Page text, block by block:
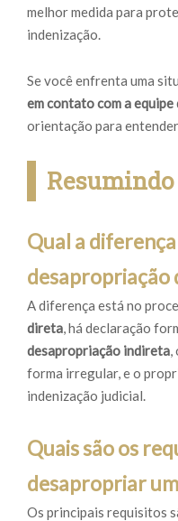
melhor medida para
indenização.
Se você enfrenta uma
em contato com a equipe
orientação para
Resumindo
Qual a
desapropriação
A diferença está no
direta, há declaração
desapropriação indireta,
forma irregular, e o
indenização judicial.
Quais são os
desapropriar
Os principais requisitos